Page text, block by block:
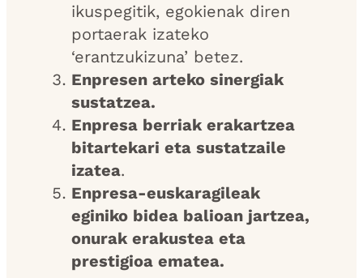
ikuspegitik, egokienak diren
portaerak izateko
‘erantzukizuna’ betez.
Enpresen arteko sinergiak
sustatzea.
Enpresa berriak erakartzea
bitartekari eta sustatzaile
izatea.
Enpresa-euskaragileak
eginiko bidea balioan jartzea,
onurak erakustea eta
prestigioa ematea.